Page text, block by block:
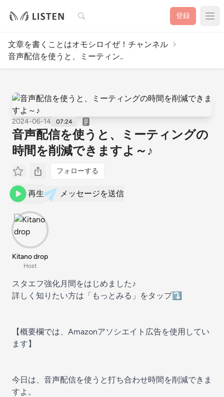
検索 登録
文章を書くことはオモシロイぜ！チャンネル
音声配信を使うと、ミーティン..
2024-06-14 07:24
音声配信を使うと、ミーティングの
時間を削減できますよ～♪
フォローする
再生 メッセージを送信
Kitano drop
Host
スタエフ強化月間をはじめました♪
詳しく知りたい方は「もっとみる」をタップ⤵
【概要欄では、Amazonアソシエイト広告を使用してい
ます】
今日は、音声配信を使うと打ち合わせ時間を削減できま
すよ。